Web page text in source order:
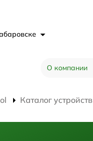
О компании
Каталог устройств